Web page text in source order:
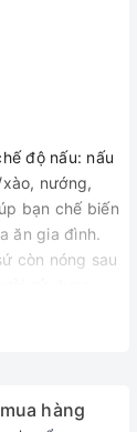
độ nấu: nấu
nướng,
bạn chế biến
ăn gia đình.
còn nóng sau
hồng ngoại
thể đen
hàng